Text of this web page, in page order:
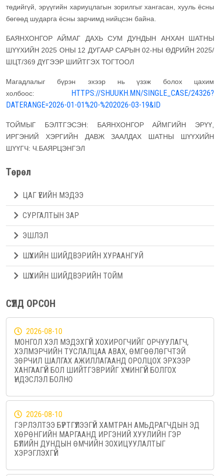
төдийгүй, эрүүгийн хариуцлагын зорилгыг хангасан, хууль ёсны
бөгөөд шударга ёсны зарчимд нийцсэн байна.
БАЯНХОНГОР АЙМАГ ДАХЬ СУМ ДУНДЫН АНХАН ШАТНЫ
ШҮҮХИЙН 2025 ОНЫ 12 ДУГААР САРЫН 02-НЫ ӨДРИЙН 2025/
ШЦТ/369 ДҮГЭЭР ШИЙТГЭХ ТОГТООЛ
Магадлалыг бүрэн эхээр нь үзэж болох цахим
холбоос:
HTTPS://SHUUKH.MN/SINGLE_CASE/24326?
DATERANGE=2026-01-01%20-%202026-03-19&ID
ТОЙМЫГ БЭЛТГЭСЭН: БАЯНХОНГОР АЙМГИЙН ЭРҮҮ,
ИРГЭНИЙ ХЭРГИЙН ДАВЖ ЗААЛДАХ ШАТНЫ ШҮҮХИЙН
ШҮҮГЧ: Ч.БАЯРЦЭНГЭЛ
Төрөл
ЦАГ ҮЕИЙН МЭДЭЭ
СУРГАЛТЫН ЗАР
ЭШЛЭЛ
ШҮҮХИЙН ШИЙДВЭРИЙН ХУРААНГУЙ
ШҮҮХИЙН ШИЙДВЭРИЙН ТОЙМ
СҮҮЛД ОРСОН
2026-08-10
МОНГОЛ ХЭЛ МЭДЭХГҮЙ ХОХИРОГЧИЙГ ОРЧУУЛАГЧ,
ХЭЛМЭРЧИЙН ТУСЛАЛЦАА АВАХ, ӨМГӨӨЛӨГЧТЭЙ
ЗӨРЧИЛ ШАЛГАХ АЖИЛЛАГААНД ОРОЛЦОХ ЭРХЭЭР
ХАНГААГҮЙ БОЛ ШИЙТГЭВРИЙГ ХҮЧИНГҮЙ БОЛГОХ
ҮНДЭСЛЭЛ БОЛНО
2026-08-10
ГЭРЛЭЛТЭЭ БҮРТГҮҮЛЭЭГҮЙ ХАМТРАН АМЬДРАГЧДЫН ЭД
ХӨРӨНГИЙН МАРГААНД ИРГЭНИЙ ХУУЛИЙН ГЭР
БҮЛИЙН ДУНДЫН ӨМЧИЙН ЗОХИЦУУЛАЛТЫГ
ХЭРЭГЛЭХГҮЙ